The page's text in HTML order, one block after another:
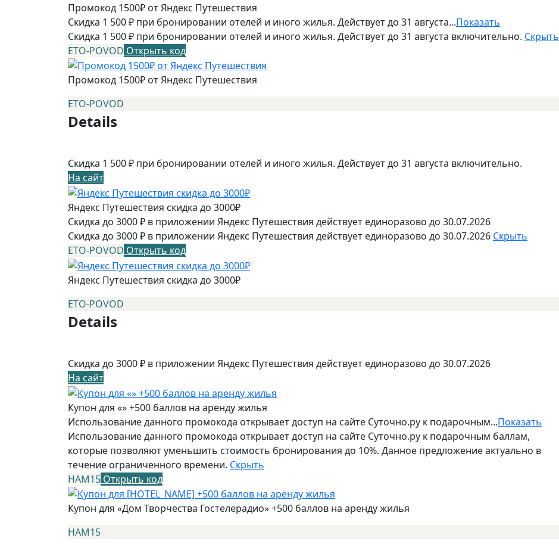
Промокод 1500₽ от Яндекс Путешествия
Скидка 1 500 ₽ при бронировании отелей и иного жилья. Действует до 31 августа...Показать
Скидка 1 500 ₽ при бронировании отелей и иного жилья. Действует до 31 августа включительно. Скрыть
ETO-POVOD Открыть код
Промокод 1500₽ от Яндекс Путешествия
ETO-POVOD
Details
Скидка 1 500 ₽ при бронировании отелей и иного жилья. Действует до 31 августа включительно.
На сайт
Яндекс Путешествия скидка до 3000₽
Скидка до 3000 ₽ в приложении Яндекс Путешествия действует единоразово до 30.07.2026
Скидка до 3000 ₽ в приложении Яндекс Путешествия действует единоразово до 30.07.2026 Скрыть
ETO-POVOD Открыть код
Яндекс Путешествия скидка до 3000₽
ETO-POVOD
Details
Скидка до 3000 ₽ в приложении Яндекс Путешествия действует единоразово до 30.07.2026
На сайт
Купон для «» +500 баллов на аренду жилья
Использование данного промокода открывает доступ на сайте Суточно.ру к подарочным...Показать
Использование данного промокода открывает доступ на сайте Суточно.ру к подарочным баллам,
которые позволяют уменьшить стоимость бронирования до 10%. Данное предложение актуально в
течение ограниченного времени. Скрыть
НАМ15 Открыть код
Купон для «Дом Творчества Гостелерадио» +500 баллов на аренду жилья
НАМ15